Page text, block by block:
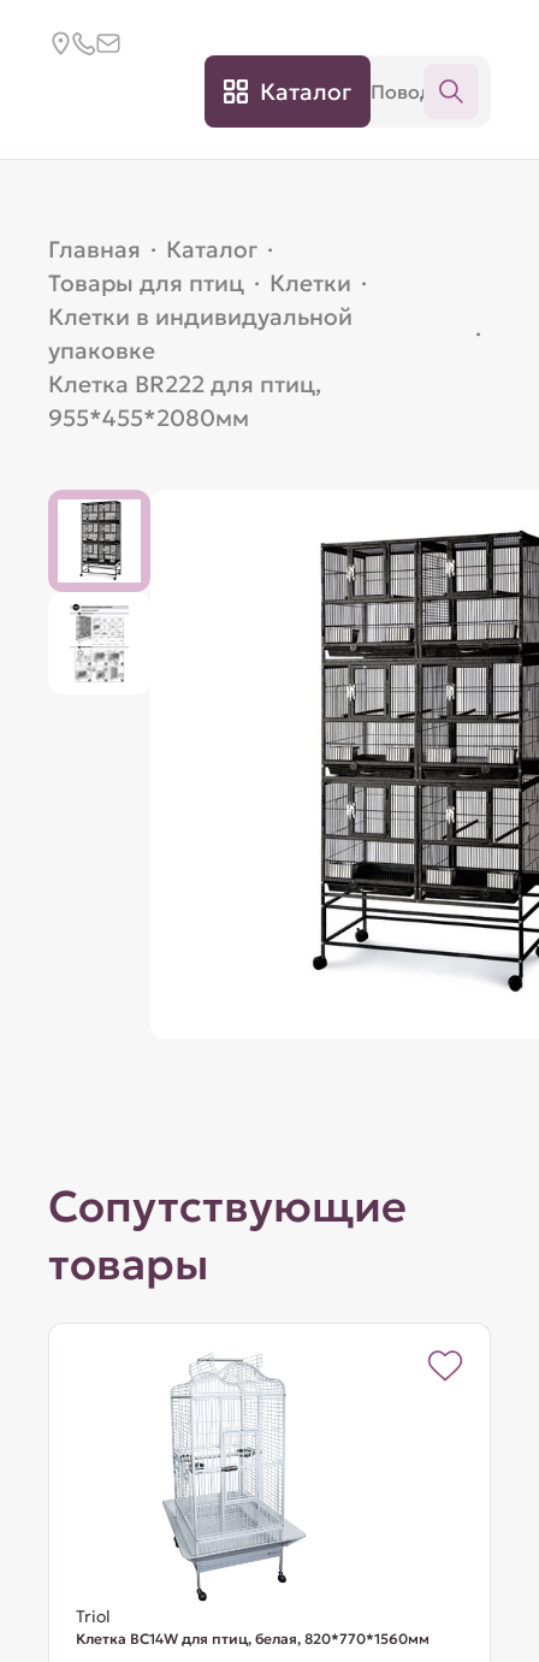
Каталог
Главная · Каталог ·
Товары для птиц · Клетки ·
Клетки в индивидуальной
упаковке
·
Клетка BR222 для птиц,
955*455*2080мм
Сопутствующие
товары
Triol
Клетка BC14W для птиц, белая, 820*770*1560мм